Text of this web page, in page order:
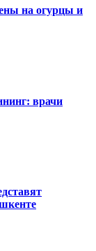
на огурцы и
врачи